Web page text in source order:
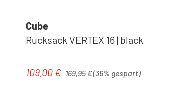
Cube
Rucksack VERTEX 16 | black
Verkaufspreis:
109,00 € 169,95 €(36% gespart)